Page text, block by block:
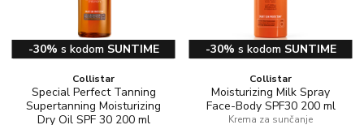
-30% s kodom SUNTIME
Collistar
Special Perfect Tanning
Supertanning Moisturizing
Dry Oil SPF 30 200 ml
-30% s kodom SUNTIME
Collistar
Moisturizing Milk Spray
Face-Body SPF30 200 ml
Krema za sunčanje